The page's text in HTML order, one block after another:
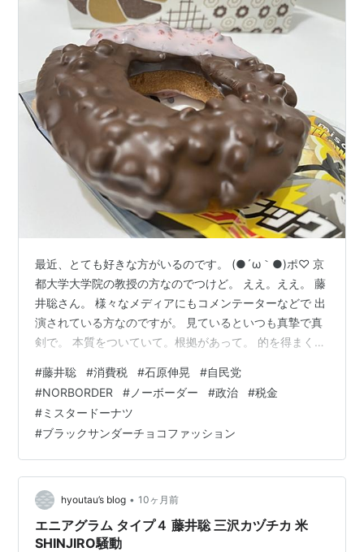
最近、とても好きな方がいるのです。 (●´ω｀●)ポ♡ 京
都大学大学院の教授の方なのでつけど。 ええ。ええ。 藤
井聡さん。 様々なメディアにもコメンテーターなどで 出
演されている方なのですが。 見ているといつも真摯で真
剣で。 本質をついていて。根拠があって。 的を得まくっ
してくれる方でして。 ええ。ええ。 特に以前「Where is
the border ?」という記事で記した 「NoBorder（ノーボ
ーダー）」 というYouTubeチャンネルにおける言動は素
晴らしく。 僕さんとしてはいつも敬意を抱いたりもする
のです。 特に上にリン…
#藤井聡 #消費税 #石原伸晃 #自民党
#NORBORDER # ノーボーダー #政治 #税金
#ミスタードーナツ
#ブラックサンダーチョコファッション
hyoutau’s blog • 10ヶ月前
エニアグラム タイプ４ 藤井聡 三沢カヅチカ 米
SHINJIRO騒動